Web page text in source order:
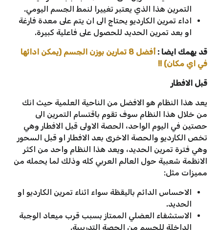
التمرين هذا الذي يعتبر تغييرا لنمط الجسم اليومي.
اداء تمرين الكارديو يحتاج الى ان يتم على معدة فارغة
او بعد تمرين الحديد للحصول على فاعلية كبيرة.
قد يهمك ايضا :
أفضل 8 تمارين بوزن الجسم (يمكن ادائها
في اي مكان) !!
قبل الافطار
يعد هذا النظام هو الافضل من الناحية العلمية حيث انك
من خلال هذا النظام سوف تقوم باقتسام التمرين الى
حصتين في اليوم الواحد، الحصة الاولى قبل الافطار وهي
تخص الكارديو والحصة الاخرى بعد الافطار او قبل السحور
وهي فترة تمرين الحديد، ويعد هذا النظام واحد من اكثر
الانظمة شعبية حول العالم العربي كله وذلك لما يحمله من
مميزات مثل:
الاحساس الدائم باليقظة سواء اثناء تمرين الكارديو او
الحديد.
الاستشفاء العضلي الممتاز بسبب قرب ميعاد الوجبة
الداخلة للجسم من الحصة التدريبية.